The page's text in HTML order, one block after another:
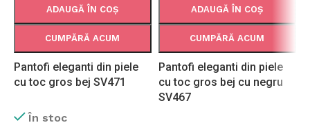
ADAUGĂ ÎN COȘ
CUMPĂRĂ ACUM
Pantofi eleganti din piele
cu toc gros bej SV471
În stoc
ADAUGĂ ÎN COȘ
CUMPĂRĂ ACUM
Pantofi eleganti din piele
cu toc gros bej cu negru
SV467